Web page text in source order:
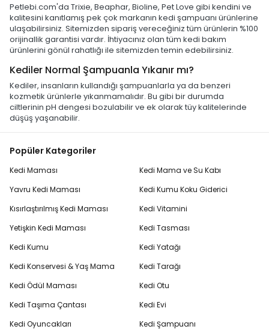
Petlebi.com'da Trixie, Beaphar, Bioline, Pet Love gibi kendini ve
kalitesini kanıtlamış pek çok markanın kedi şampuanı ürünlerine
ulaşabilirsiniz. Sitemizden sipariş vereceğiniz tüm ürünlerin %100
orijinallik garantisi vardır. İhtiyacınız olan tüm kedi bakım
ürünlerini gönül rahatlığı ile sitemizden temin edebilirsiniz.
Kediler Normal Şampuanla Yıkanır mı?
Kediler, insanların kullandığı şampuanlarla ya da benzeri
kozmetik ürünlerle yıkanmamalıdır. Bu gibi bir durumda
ciltlerinin pH dengesi bozulabilir ve ek olarak tüy kalitelerinde
düşüş yaşanabilir.
Popüler Kategoriler
Kedi Maması
Yavru Kedi Maması
Kısırlaştırılmış Kedi Maması
Yetişkin Kedi Maması
Kedi Kumu
Kedi Konservesi & Yaş Mama
Kedi Ödül Maması
Kedi Taşıma Çantası
Kedi Oyuncakları
Kedi Mama ve Su Kabı
Kedi Kumu Koku Giderici
Kedi Vitamini
Kedi Tasması
Kedi Yatağı
Kedi Tarağı
Kedi Otu
Kedi Evi
Kedi Şampuanı